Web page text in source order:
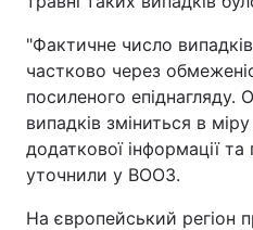
"Фактичне число
частково через
посиленого епіднагляду.
випадків зміниться в
додаткової інформації
уточнили у ВООЗ.
На європейський регіон